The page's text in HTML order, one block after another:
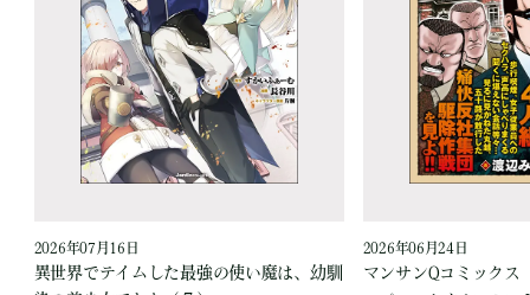
2026年07月16日
異世界でテイムした最強の使い魔は、幼馴
2026年06月24日
マンサンQコミック